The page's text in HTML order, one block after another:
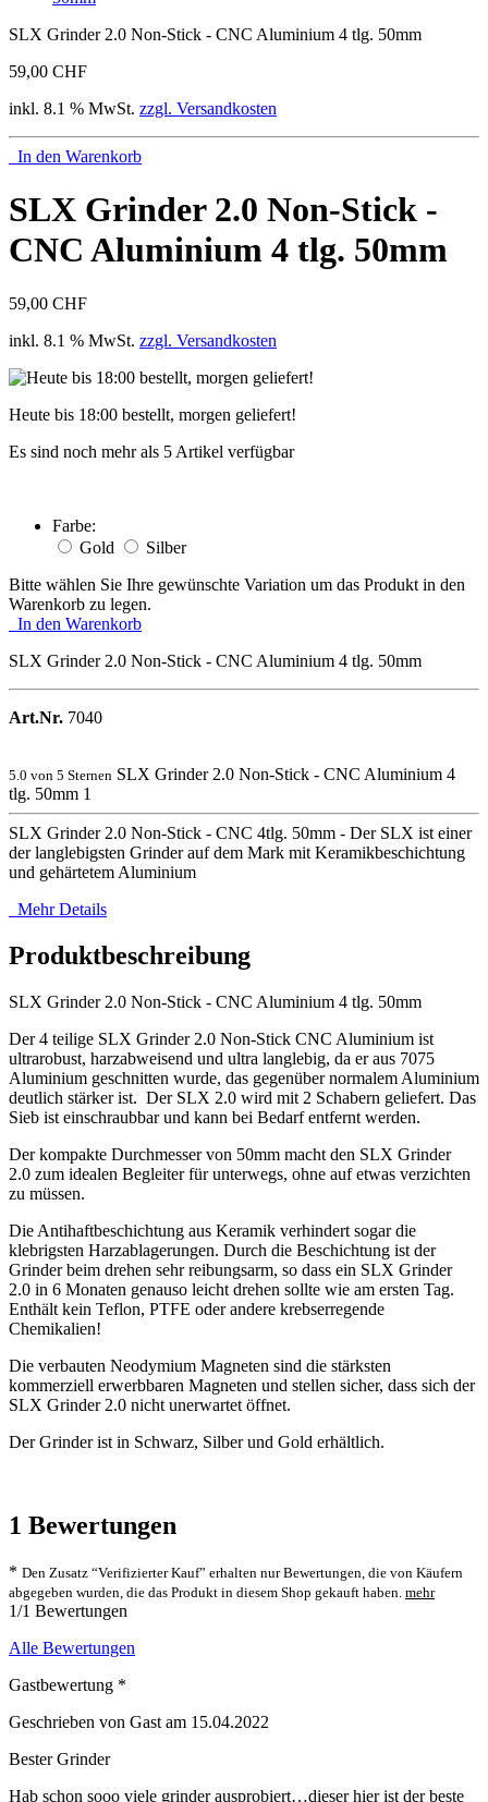
SLX Grinder 2.0 Non-Stick - CNC Aluminium 4 tlg. 50mm
59,00 CHF
inkl. 8.1 % MwSt. zzgl. Versandkosten
In den Warenkorb
SLX Grinder 2.0 Non-Stick -
CNC Aluminium 4 tlg. 50mm
59,00 CHF
inkl. 8.1 % MwSt. zzgl. Versandkosten
Heute bis 18:00 bestellt, morgen geliefert!
Es sind noch mehr als 5 Artikel verfügbar
Farbe:
Gold
Silber
Bitte wählen Sie Ihre gewünschte Variation um das Produkt in den
Warenkorb zu legen.
In den Warenkorb
SLX Grinder 2.0 Non-Stick - CNC Aluminium 4 tlg. 50mm
Art.Nr. 7040
5.0 von 5 Sternen SLX Grinder 2.0 Non-Stick - CNC Aluminium 4
tlg. 50mm 1
SLX Grinder 2.0 Non-Stick - CNC 4tlg. 50mm - Der SLX ist einer
der langlebigsten Grinder auf dem Mark mit Keramikbeschichtung
und gehärtetem Aluminium
Mehr Details
Produktbeschreibung
SLX Grinder 2.0 Non-Stick - CNC Aluminium 4 tlg. 50mm
Der 4 teilige SLX Grinder 2.0 Non-Stick CNC Aluminium ist
ultrarobust, harzabweisend und ultra langlebig, da er aus 7075
Aluminium geschnitten wurde, das gegenüber normalem Aluminium
deutlich stärker ist. Der SLX 2.0 wird mit 2 Schabern geliefert. Das
Sieb ist einschraubbar und kann bei Bedarf entfernt werden.
Der kompakte Durchmesser von 50mm macht den SLX Grinder
2.0 zum idealen Begleiter für unterwegs, ohne auf etwas verzichten
zu müssen.
Die Antihaftbeschichtung aus Keramik verhindert sogar die
klebrigsten Harzablagerungen. Durch die Beschichtung ist der
Grinder beim drehen sehr reibungsarm, so dass ein SLX Grinder
2.0 in 6 Monaten genauso leicht drehen sollte wie am ersten Tag.
Enthält kein Teflon, PTFE oder andere krebserregende
Chemikalien!
Die verbauten Neodymium Magneten sind die stärksten
kommerziell erwerbbaren Magneten und stellen sicher, dass sich der
SLX Grinder 2.0 nicht unerwartet öffnet.
Der Grinder ist in Schwarz, Silber und Gold erhältlich.
1 Bewertungen
* Den Zusatz “Verifizierter Kauf” erhalten nur Bewertungen, die von Käufern
abgegeben wurden, die das Produkt in diesem Shop gekauft haben. mehr
1/1 Bewertungen
Alle Bewertungen
Gastbewertung *
Geschrieben von Gast am 15.04.2022
Bester Grinder
Hab schon sooo viele grinder ausprobiert…dieser hier ist der beste